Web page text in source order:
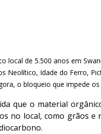
local de 5.500 anos em
Neolítico, Idade do Ferro,
o bloqueio que impede
que o material
no local, como grãos e